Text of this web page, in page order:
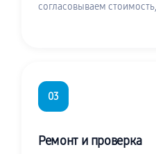
согласовываем
03
Ремонт и проверка